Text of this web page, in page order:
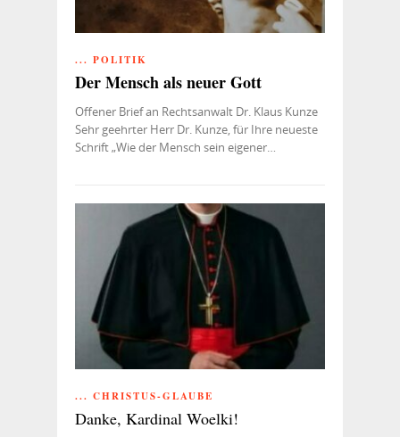
... POLITIK
Der Mensch als neuer Gott
Offener Brief an Rechtsanwalt Dr. Klaus Kunze
Sehr geehrter Herr Dr. Kunze, für Ihre neueste
Schrift „Wie der Mensch sein eigener…
... CHRISTUS-GLAUBE
Danke, Kardinal Woelki!